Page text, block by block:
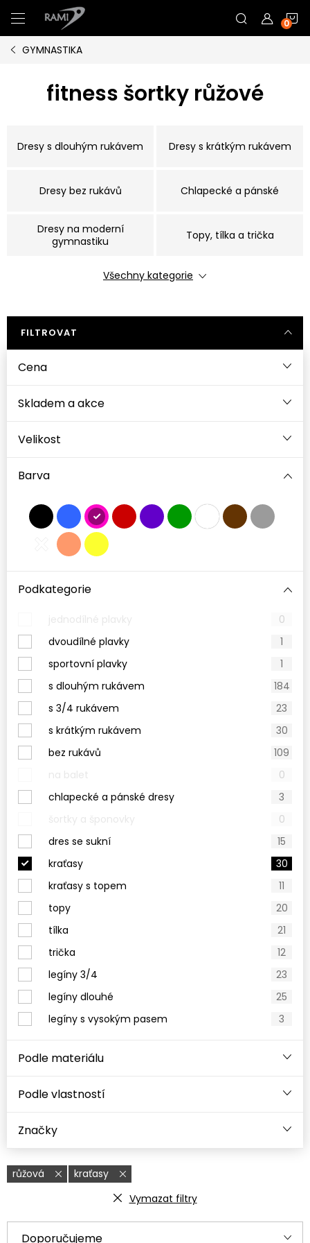
na
obsah
GYMNASTIKA
fitness šortky růžové
Dresy s dlouhým rukávem Dresy s krátkým rukávem
Dresy bez rukávů Chlapecké a pánské
Dresy na moderní
gymnastiku
Topy, tílka a trička
Kraťasy a legíny Gumičky do vlasů
černé kraťasy
Všechny kategorie
FILTROVAT
Cena
Velikost
Barva
Podkategorie
jednodílné plavky
0
dvoudílné plavky
1
sportovní plavky
1
s dlouhým rukávem
184
s 3/4 rukávem
23
s krátkým rukávem
30
bez rukávů
109
na balet
0
chlapecké a pánské dresy
3
šortky a šponovky
0
dres se sukní
15
kraťasy
30
kraťasy s topem
11
topy
20
tílka
21
trička
12
legíny 3/4
23
legíny dlouhé
25
legíny s vysokým pasem
3
Podle materiálu
Podle vlastností
Značky
růžová
kraťasy
Vymazat filtry
Doporučujeme